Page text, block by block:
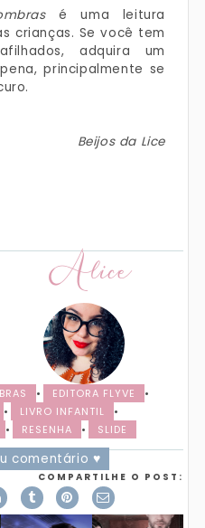
é uma leitura
crianças. Se você tem
adquira um
principalmente se
Beijos da Lice
Alice
• EDITORA FLYVE
•
• LIVRO INFANTIL
•
• RESENHA • SLIDE
comentário ♥
COMPARTILHE O POST: